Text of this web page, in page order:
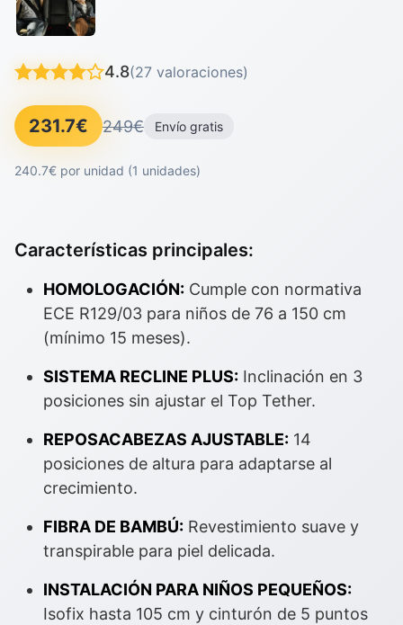
4.8(27 valoraciones)
231.7€ 249€ Envío gratis
240.7€ por unidad (1 unidades)
Características principales:
HOMOLOGACIÓN: Cumple con normativa
ECE R129/03 para niños de 76 a 150 cm
(mínimo 15 meses).
SISTEMA RECLINE PLUS: Inclinación en 3
posiciones sin ajustar el Top Tether.
REPOSACABEZAS AJUSTABLE: 14
posiciones de altura para adaptarse al
crecimiento.
FIBRA DE BAMBÚ: Revestimiento suave y
transpirable para piel delicada.
INSTALACIÓN PARA NIÑOS PEQUEÑOS:
Isofix hasta 105 cm y cinturón de 5 puntos